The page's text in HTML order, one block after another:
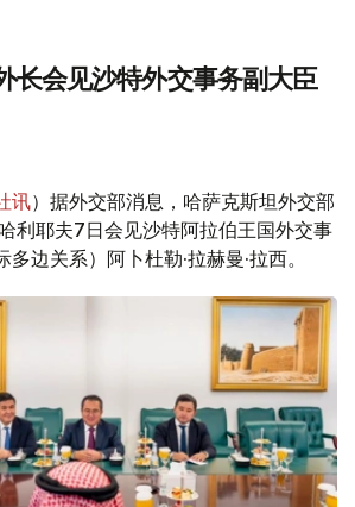
长会见沙特外交事务副大臣
讯）据外交部消息，哈萨克斯坦外交部
利耶夫7日会见沙特阿拉伯王国外交事
边关系）阿卜杜勒·拉赫曼·拉西。